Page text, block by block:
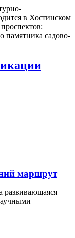
в Хостинском
памятника садово-
маршрут
развивающаяся